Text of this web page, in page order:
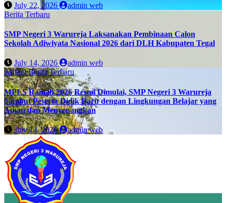
July 22, 2026
admin web
Berita Terbaru
SMP Negeri 3 Warureja Laksanakan Pembinaan Calon
Sekolah Adiwiyata Nasional 2026 dari DLH Kabupaten Tegal
July 14, 2026
admin web
ArtikelBerita Terbaru
MPLS Ramah 2026 Resmi Dimulai, SMP Negeri 3 Warureja
Sambut Peserta Didik Baru dengan Lingkungan Belajar yang
Aman dan Menyenangkan
July 14, 2026 admin web